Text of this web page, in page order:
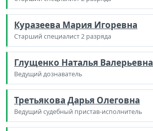
Куразеева Мария Игоревна
Старший специалист 2 разряда
Глущенко Наталья Валерьевна
Ведущий дознаватель
Третьякова Дарья Олеговна
Ведущий судебный пристав-исполнитель